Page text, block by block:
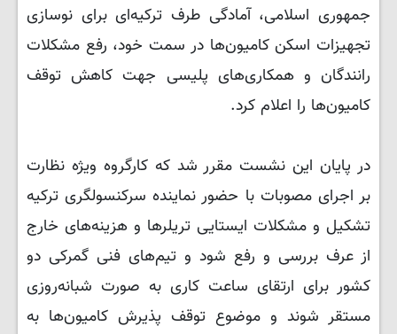
جمهوری اسلامی، آمادگی طرف ترکیه‌ای برای نوسازی
تجهیزات اسکن کامیون‌ها در سمت خود، رفع مشکلات
رانندگان و همکاری‌های پلیسی جهت کاهش توقف
کامیون‌ها را اعلام کرد.
در پایان این نشست مقرر شد که کارگروه ویژه نظارت
بر اجرای مصوبات با حضور نماینده سرکنسولگری ترکیه
تشکیل و مشکلات ایستایی تریلرها و هزینه‌های خارج
از عرف بررسی و رفع شود و تیم‌های فنی گمرکی دو
کشور برای ارتقای ساعت کاری به صورت شبانه‌روزی
مستقر شوند و موضوع توقف پذیرش کامیون‌ها به